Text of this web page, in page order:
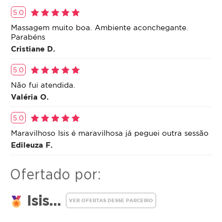
5.0
Massagem muito boa. Ambiente aconchegante.
Parabéns
Cristiane D.
5.0
Não fui atendida.
Valéria O.
5.0
Maravilhoso Isis é maravilhosa já peguei outra sessão
Edileuza F.
Ofertado por:
Isis... VER OFERTAS DESSE PARCEIRO